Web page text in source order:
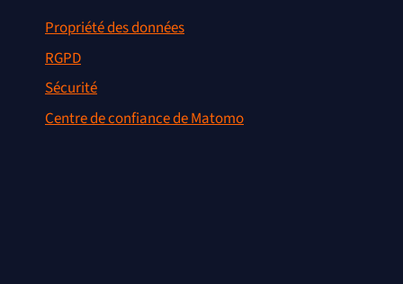
Propriété des données
RGPD
Sécurité
Centre de confiance de Matomo